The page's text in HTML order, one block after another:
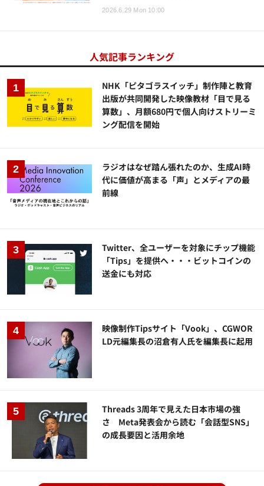
2026.6.29 Mon 10:00
人気記事ランキング
NHK「ピタゴラスイッチ」制作陣と教育
出版が共同開発した映像教材「目で見る
算数」、月額680円で個人向けストリーミ
ング配信を開始
ラジオはなぜ踏ん張れたのか、生成AI時
代に価値が高まる「声」とメディアの最
前線
Twitter、全ユーザーを対象にチップ機能
「Tips」を提供へ・・・ビットコインの
送金にも対応
映像制作Tipsサイト「Vook」、CGWOR
LD元編集長の沼倉有人氏を編集長に起用
Threads 3周年で見えた日本市場の強
さ Meta発表会から読む「会話型SNS」
の成長要因と活用余地